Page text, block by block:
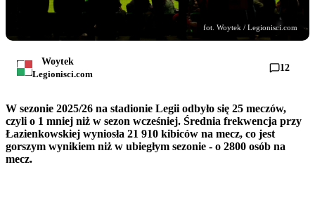
fot. Woytek / Legionisci.com
Woytek
Legionisci.com
12
W sezonie 2025/26 na stadionie Legii odbyło się 25 meczów,
czyli o 1 mniej niż w sezon wcześniej. Średnia frekwencja przy
Łazienkowskiej wyniosła 21 910 kibiców na mecz, co jest
gorszym wynikiem niż w ubiegłym sezonie - o 2800 osób na
mecz.